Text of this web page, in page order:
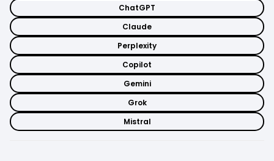
ChatGPT
Claude
Perplexity
Copilot
Gemini
Grok
Mistral